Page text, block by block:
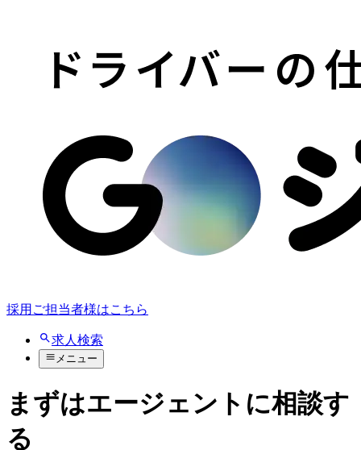
採用ご担当者様はこちら
求人検索
メニュー
まずはエージェントに相談す
る